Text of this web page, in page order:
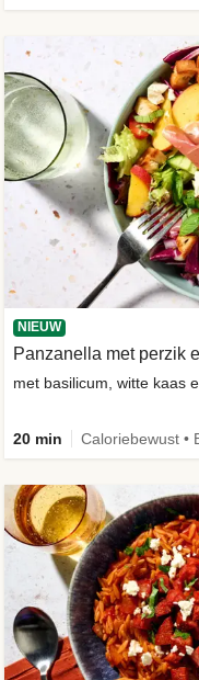
NIEUW
Panzanella met perzik
met basilicum, witte kaas
20 min